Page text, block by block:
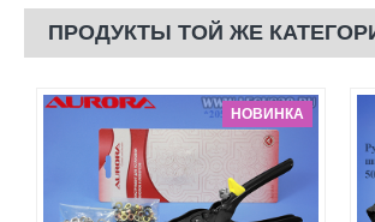
ПРОДУКТЫ ТОЙ ЖЕ
НОВИНКА